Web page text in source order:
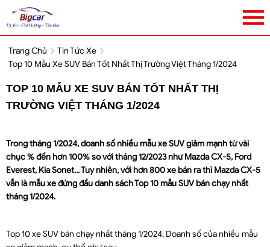
Trang Chủ
Tin Tức Xe
Top 10 Mẫu Xe SUV Bán Tốt Nhất Thị Trường Việt Tháng 1/2024
TOP 10 MẪU XE SUV BÁN TỐT NHẤT THỊ
TRƯỜNG VIỆT THÁNG 1/2024
Trong tháng 1/2024, doanh số nhiều mẫu xe SUV giảm mạnh từ vài
chục % đến hơn 100% so với tháng 12/2023 như Mazda CX-5, Ford
Everest, Kia Sonet... Tuy nhiên, với hơn 800 xe bán ra thì Mazda CX-5
vẫn là mẫu xe đứng đầu danh sách Top 10 mẫu SUV bán chạy nhất
tháng 1/2024.
Top 10 xe SUV bán chạy nhất tháng 1/2024, Doanh số của nhiều mẫu